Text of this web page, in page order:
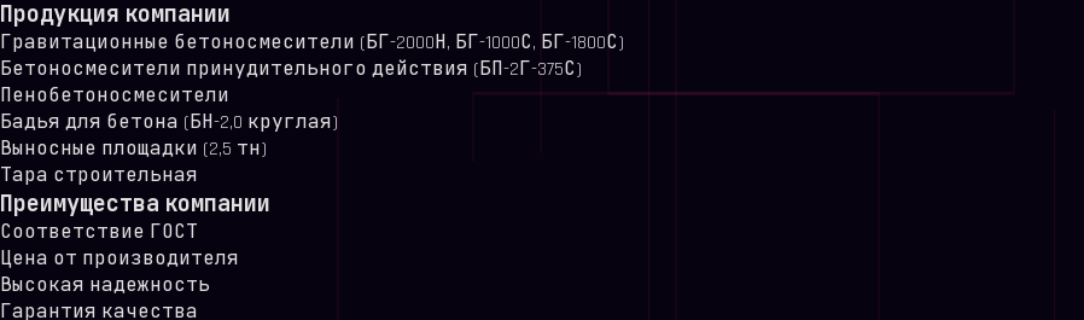
Продукция компании
Гравитационные бетоносмесители (БГ-2000Н, БГ-1000С, БГ-1800С)
Бетоносмесители принудительного действия (БП-2Г-375С)
Пенобетоносмесители
Бадья для бетона (БН-2,0 круглая)
Выносные площадки (2,5 тн)
Тара строительная
Преимущества компании
Соответствие ГОСТ
Цена от производителя
Высокая надежность
Гарантия качества